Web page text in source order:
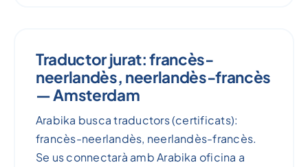
Traductor jurat: francès-
neerlandès, neerlandès-francès
— Amsterdam
Arabika busca traductors (certificats):
francès-neerlandès, neerlandès-francès.
Se us connectarà amb Arabika oficina a